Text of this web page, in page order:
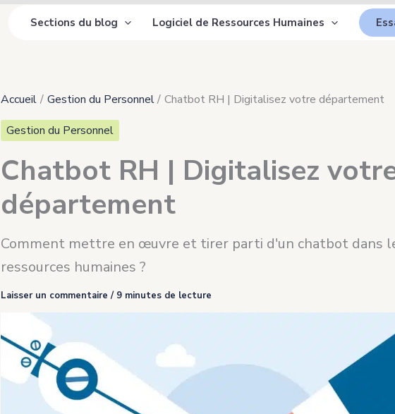
Sections du blog Logiciel de Ressources Humaines
Accueil Gestion du Personnel
Chatbot RH | Digitalisez votre département
Gestion du Personnel
Chatbot RH | Digitalisez
département
Comment mettre en œuvre et tirer parti d'un chatbot dans
ressources humaines ?
Laisser un commentaire / 9 minutes de lecture